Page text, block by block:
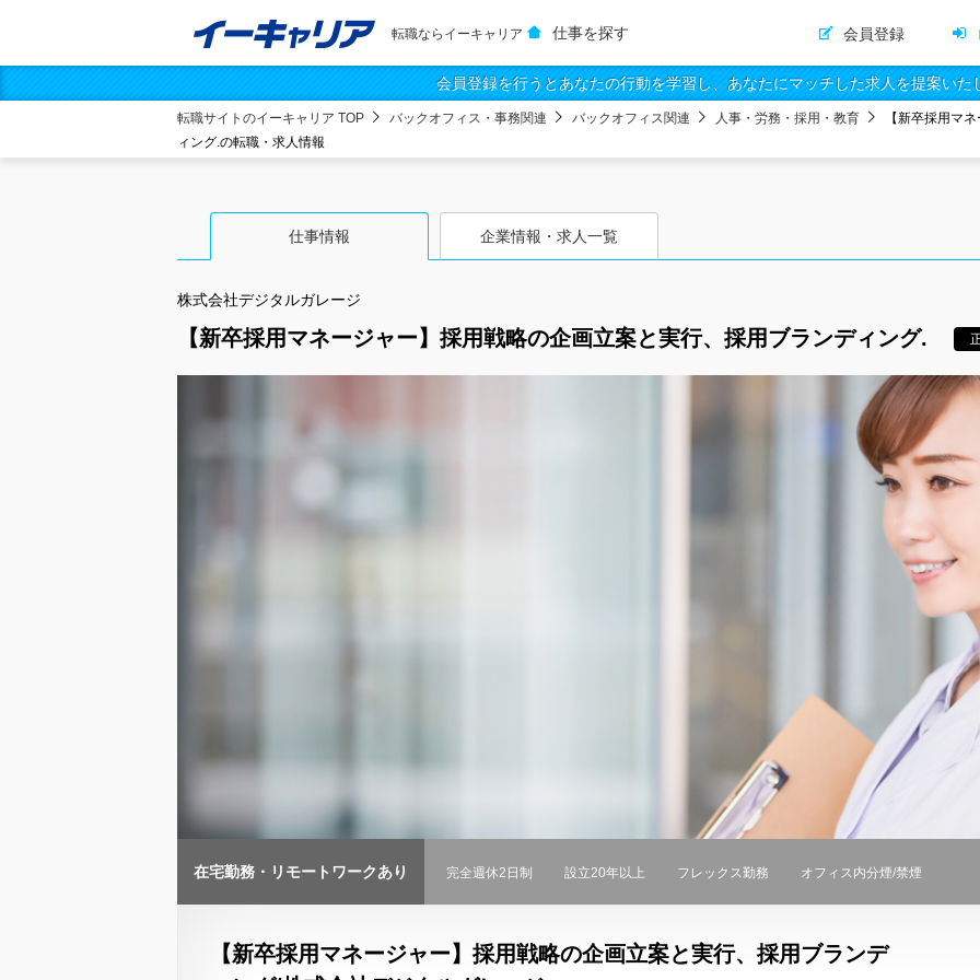
転職ならイーキャリア 仕事を探す 会員登録
会員登録を行うとあなたの行動を学習し、あなたにマッチした求人を提案いた
転職サイトのイーキャリア TOP バックオフィス・事務関連 バックオフィス関連 人事・労務・採用・教育
【新卒採用マ
ィング.の転職・求人情報
仕事情報 企業情報・求人一覧
株式会社デジタルガレージ
【新卒採用マネージャー】採用戦略の企画立案と実行、採用ブランディング.
在宅勤務・リモートワークあり 完全週休2日制 設立20年以上 フレックス勤務 オフィス内分煙/禁煙
【新卒採用マネージャー】採用戦略の企画立案と実行、採用ブランデ